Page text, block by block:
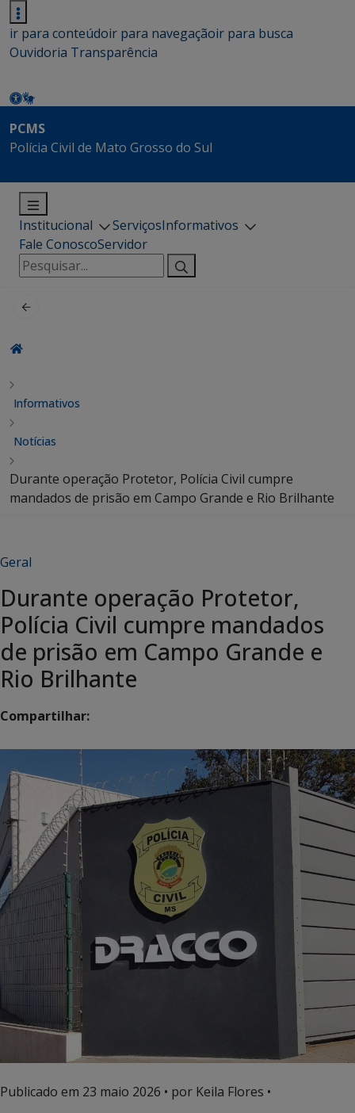
ir para conteúdoir para navegaçãoir para busca
Ouvidoria Transparência
PCMS
Polícia Civil de Mato Grosso do Sul
Institucional ServiçosInformativos
Fale ConoscoServidor
Pesquisar
por:
Informativos
Notícias
Durante operação Protetor, Polícia Civil cumpre
mandados de prisão em Campo Grande e Rio Brilhante
Geral
Durante operação Protetor,
Polícia Civil cumpre mandados
de prisão em Campo Grande e
Rio Brilhante
Compartilhar:
Publicado em 23 maio 2026 • por Keila Flores •